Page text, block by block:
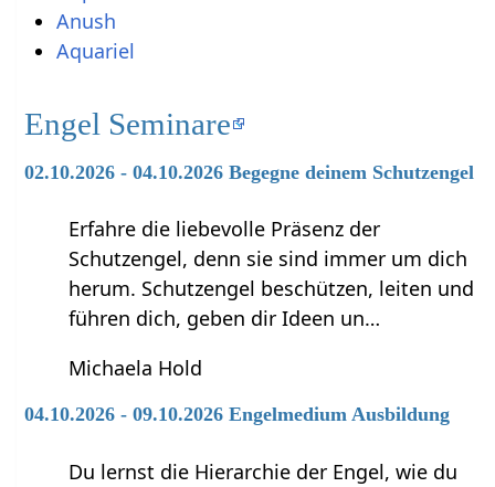
Anush
Aquariel
Engel Seminare
02.10.2026 - 04.10.2026 Begegne deinem Schutzengel
Erfahre die liebevolle Präsenz der
Schutzengel, denn sie sind immer um dich
herum. Schutzengel beschützen, leiten und
führen dich, geben dir Ideen un…
Michaela Hold
04.10.2026 - 09.10.2026 Engelmedium Ausbildung
Du lernst die Hierarchie der Engel, wie du